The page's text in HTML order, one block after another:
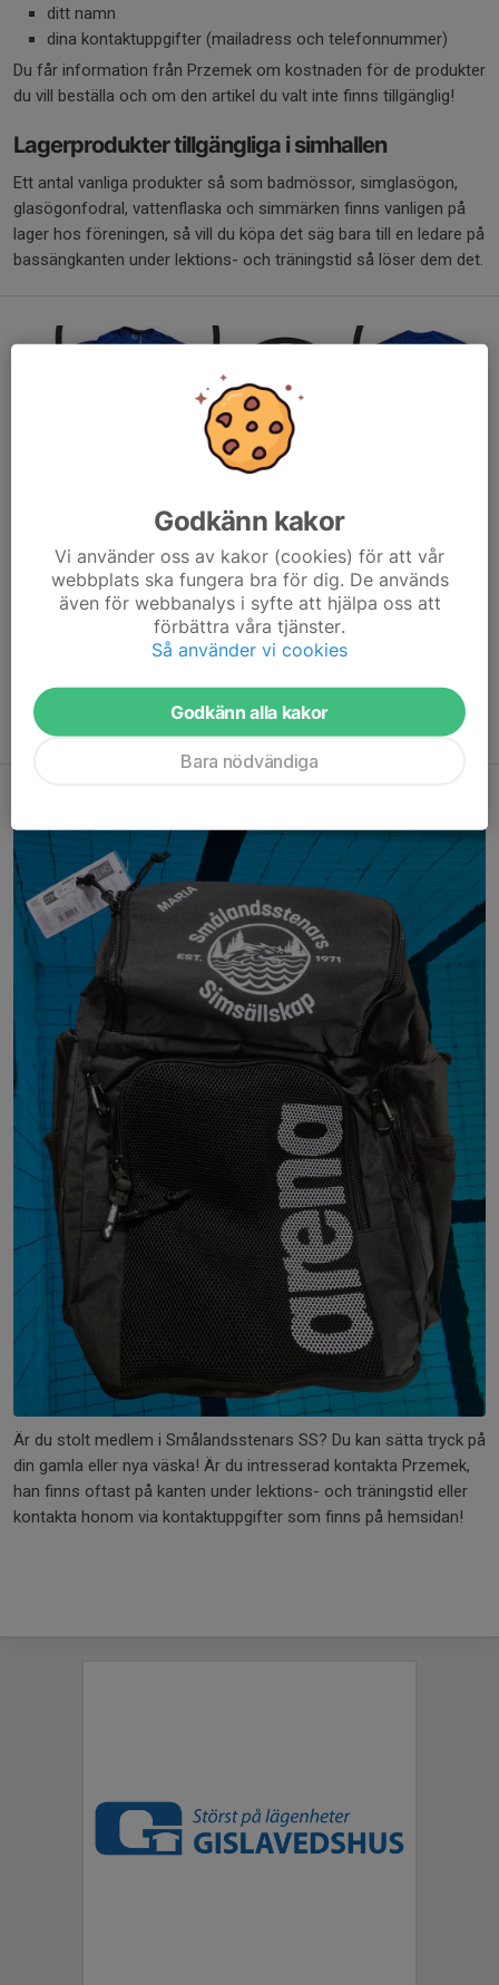
ditt namn
dina kontaktuppgifter (mailadress och telefonnummer)
Du får information från Przemek om kostnaden för de produkter
du vill beställa och om den artikel du valt inte finns tillgänglig!
Lagerprodukter tillgängliga i simhallen
Ett antal vanliga produkter så som badmössor, simglasögon,
glasögonfodral, vattenflaska och simmärken finns vanligen på
lager hos föreningen, så vill du köpa det säg bara till en ledare på
bassängkanten under lektions- och träningstid så löser dem det.
Priser inklusive tryck, litet på bröstet och stort på ryggen:
kort ärm (Craft), senior (XS - ) / 320 kr
hoodie (Arena) / 450 kr
Är du stolt medlem i Smålandsstenars SS? Du kan sätta tryck på
din gamla eller nya väska! Är du intresserad kontakta Przemek,
han finns oftast på kanten under lektions- och träningstid eller
kontakta honom via kontaktuppgifter som finns på hemsidan!
Godkänn kakor
Vi använder oss av kakor (cookies) för att vår
webbplats ska fungera bra för dig. De används
även för webbanalys i syfte att hjälpa oss att
förbättra våra tjänster.
Så använder vi cookies
Godkänn alla kakor
Bara nödvändiga